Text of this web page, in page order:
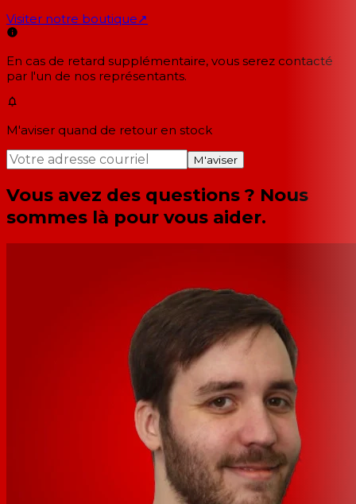
Visiter notre boutique↗
En cas de retard supplémentaire, vous serez contacté
par l'un de nos représentants.
M'aviser quand de retour en stock
M'aviser
Vous avez des questions ? Nous
sommes là pour vous aider.